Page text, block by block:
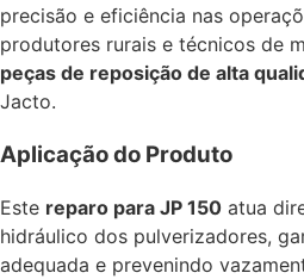
precisão e eficiência nas
produtores rurais e técnicos de
peças de reposição de alta
Jacto.
Aplicação do Produto
Este reparo para JP 150 atua
hidráulico dos pulverizadores,
adequada e prevenindo